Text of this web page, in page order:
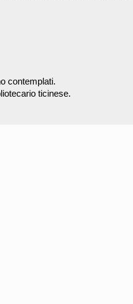
contemplati.
ticinese.